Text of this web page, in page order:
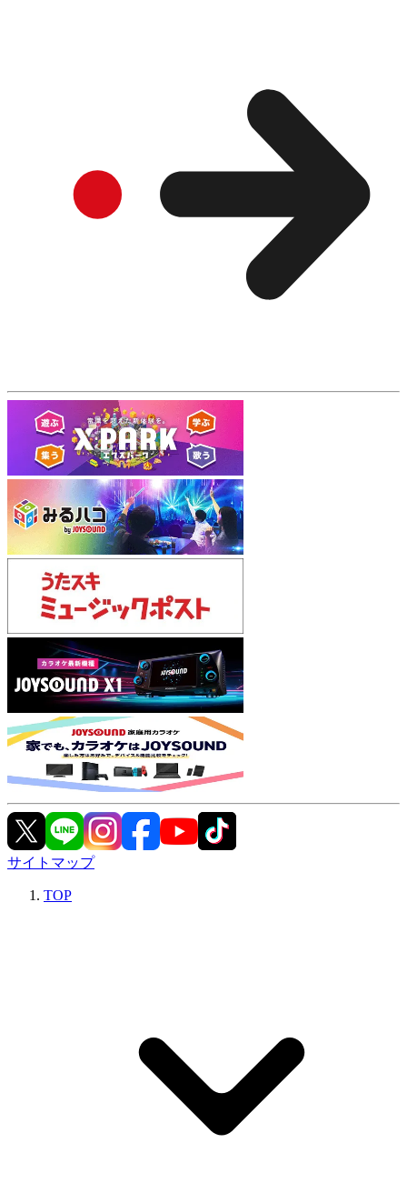
サイトマップ
TOP